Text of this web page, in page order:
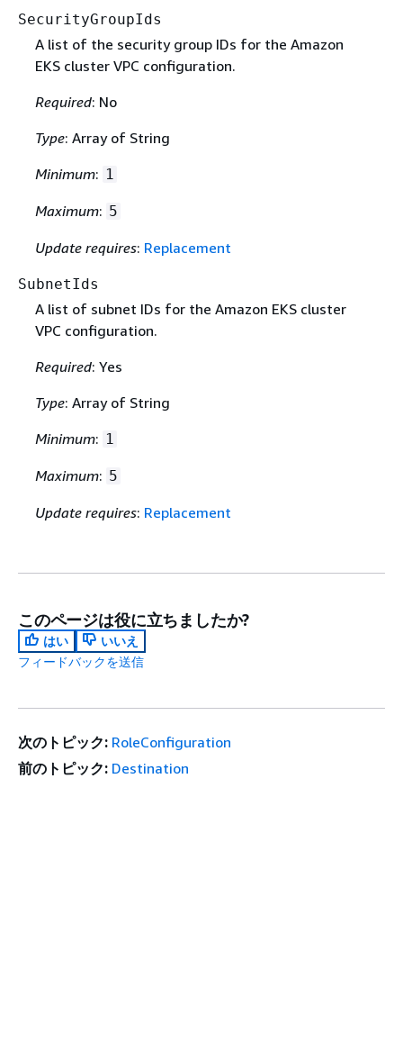
SecurityGroupIds
A list of the security group IDs for the Amazon
EKS cluster VPC configuration.
Required: No
Type: Array of String
Minimum: 1
Maximum: 5
Update requires: Replacement
SubnetIds
A list of subnet IDs for the Amazon EKS cluster
VPC configuration.
Required: Yes
Type: Array of String
Minimum: 1
Maximum: 5
Update requires: Replacement
このページは役に立ちましたか?
はい
いいえ
フィードバックを送信
次のトピック: RoleConfiguration
前のトピック: Destination